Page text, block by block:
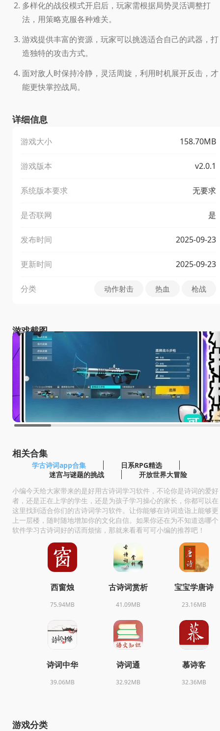
多样化的战役模式开启后，玩家需根据局势灵活调整打
法，用策略克服各种难关。
游戏提供丰富的资源，玩家可以挑选适合自己的武器，打
造独特的攻击方式。
面对敌人时保持冷静，灵活周旋，利用时机展开反击，才
能更快掌控战局。
详细信息
游戏大小 158.70MB
游戏版本 v2.0.1
系统版本要求 无要求
是否联网 是
发布时间 2025-09-23
更新时间 2025-09-23
分类 动作射击 热血 枪战
游戏截图
相关合集
学古诗词app合集
日系RPG精选
迷宫与谜题的挑战
开放世界大冒险
小编今天给大家带来的是好用古诗词学习软件，不论你是诗词的爱好
者，还是正在上学的学生，还是为孩子学习操心的家长，你都可以在
这里找到适合你们的古诗词学习软件。让你能够在诗词造诣上能够更
上一层楼，随时随地增加你的文化自信。如果你还在为不知道选哪个
软件学习古诗词好的话而烦恼，那就来看看可可小编的推荐吧！
西窗烛
75.94MB
古诗词赏析
41.09MB
宝宝学唐诗
23.16MB
诗词中华
39.06MB
诗词通
32.92MB
慕诗客
32.36MB
游戏分类